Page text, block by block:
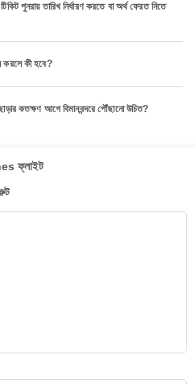
তারিখ নির্ধারণ করতে বা অর্থ ফেরত নিতে
কী হবে?
কতক্ষণ আগে বিমানবন্দরে পৌঁছানো উচিত?
ফ্লাইট